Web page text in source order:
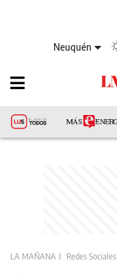
Neuquén
LA MAÑANA Redes Sociales